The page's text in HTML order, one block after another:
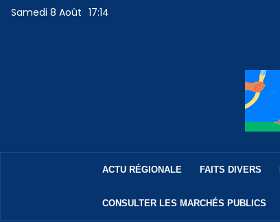
Samedi 8 Août 17:14
ACTU RÉGIONALE FAITS DIVERS
CONSULTER LES MARCHÉS PUBLICS